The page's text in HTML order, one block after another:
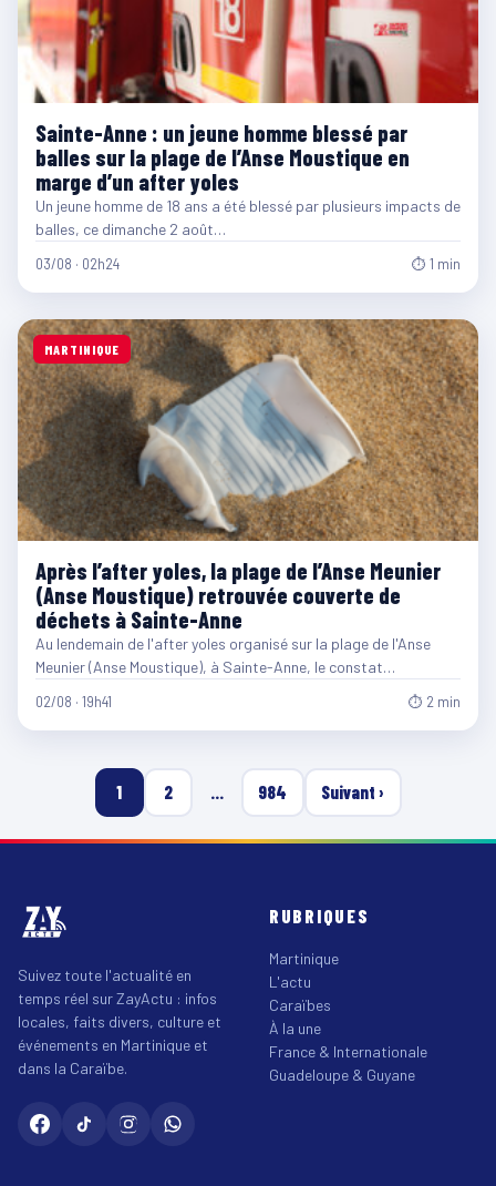
Sainte-Anne : un jeune homme blessé par
balles sur la plage de l’Anse Moustique en
marge d’un after yoles
Un jeune homme de 18 ans a été blessé par plusieurs impacts de
balles, ce dimanche 2 août…
03/08 · 02h24 ⏱ 1 min
MARTINIQUE
Après l’after yoles, la plage de l’Anse Meunier
(Anse Moustique) retrouvée couverte de
déchets à Sainte-Anne
Au lendemain de l'after yoles organisé sur la plage de l'Anse
Meunier (Anse Moustique), à Sainte-Anne, le constat…
02/08 · 19h41 ⏱ 2 min
1 2 … 984 Suivant ›
Suivez toute l'actualité en
temps réel sur ZayActu : infos
locales, faits divers, culture et
événements en Martinique et
dans la Caraïbe.
RUBRIQUES
Martinique
L'actu
Caraïbes
À la une
France & Internationale
Guadeloupe & Guyane